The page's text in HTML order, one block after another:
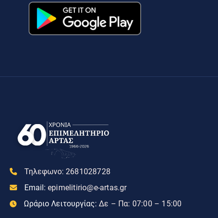
Τηλεφωνο: 2681028728
Email: epimelitirio@e-artas.gr
Ωράριο Λειτουργίας: Δε – Πα: 07:00 – 15:00